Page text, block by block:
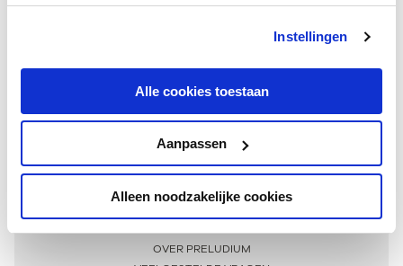
Instellingen
Alle cookies toestaan
Aanpassen
Alleen noodzakelijke cookies
Meer informatie
OVER PRELUDIUM